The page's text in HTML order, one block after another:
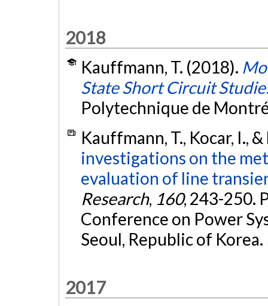
2018
Kauffmann, T. (2018).
State Short Circuit
Polytechnique de
Kauffmann, T., Kocar, I.,
investigations on the
evaluation of line
Research, 160, 243-250.
Conference on Power
Seoul, Republic of Korea.
2017